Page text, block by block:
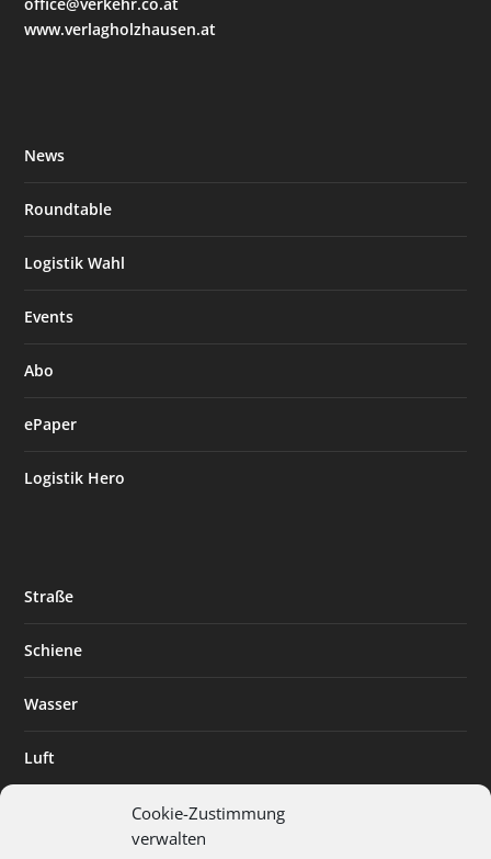
Cookie-Zustimmung
verwalten
www.verlagholzhausen.at
News
Roundtable
Logistik Wahl
Events
Abo
ePaper
Logistik Hero
Straße
Schiene
Wasser
Luft